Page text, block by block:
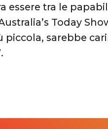
essere tra le
Today
sarebbe